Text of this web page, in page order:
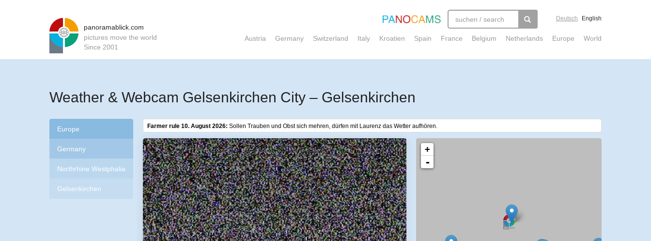
panoramablick.com
pictures move the world
Since 2001
Deutsch English
Austria Germany Switzerland Italy Kroatien Spain France Belgium Netherlands Europe World
Weather & Webcam Gelsenkirchen City – Gelsenkirchen
Europe
Germany
Northrhine Westphalia
Gelsenkirchen
Farmer rule 10. August 2026: Sollen Trauben und Obst sich mehren, dürfen mit Laurenz das Wetter aufhören.
+
-